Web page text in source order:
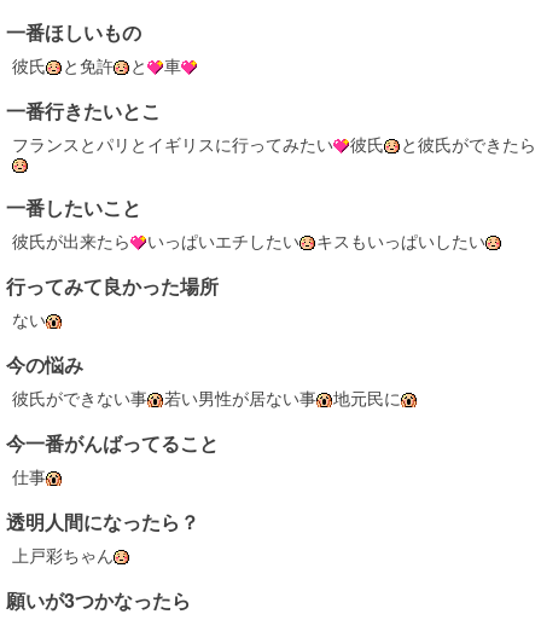
一番ほしいもの
彼氏 と免許 と 車
一番行きたいとこ
フランスとパリとイギリスに行ってみたい 彼氏 と彼氏ができたら
一番したいこと
彼氏が出来たら いっぱいエチしたい キスもいっぱいしたい
行ってみて良かった場所
ない
今の悩み
彼氏ができない事 若い男性が居ない事 地元民に
今一番がんばってること
仕事
透明人間になったら？
上戸彩ちゃん
願いが3つかなったら